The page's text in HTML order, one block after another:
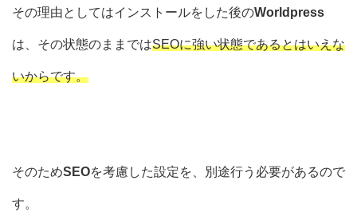
その理由としてはインストールをした後のWorldpress
は、その状態のままではSEOに強い状態であるとはいえな
いからです。
そのためSEOを考慮した設定を、別途行う必要があるので
す。